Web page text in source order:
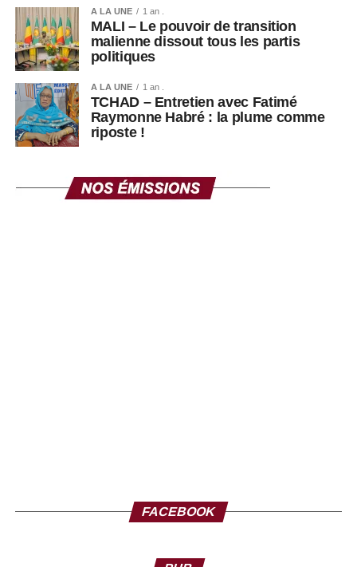
A LA UNE 1 an .
MALI – Le pouvoir de transition
malienne dissout tous les partis
politiques
A LA UNE 1 an .
TCHAD – Entretien avec Fatimé
Raymonne Habré : la plume comme
riposte !
FACEBOOK